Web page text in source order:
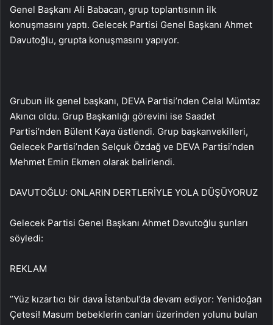
Genel Başkanı Ali Babacan, grup toplantısının ilk
konuşmasını yaptı. Gelecek Partisi Genel Başkanı Ahmet
Davutoğlu, grupta konuşmasını yapıyor.
Grubun ilk genel başkanı, DEVA Partisi’nden Celal Mümtaz
Akıncı oldu. Grup Başkanlığı görevini ise Saadet
Partisi’nden Bülent Kaya üstlendi. Grup başkanvekilleri,
Gelecek Partisi’nden Selçuk Özdağ ve DEVA Partisi’nden
Mehmet Emin Ekmen olarak belirlendi.
DAVUTOĞLU: ONLARIN DERTLERİYLE YOLA DÜŞÜYORUZ
Gelecek Partisi Genel Başkanı Ahmet Davutoğlu şunları
söyledi:
REKLAM
”Yüz kızartıcı bir dava İstanbul’da devam ediyor: Yenidoğan
Çetesi! Masum bebeklerin canları üzerinden yolunu bulan